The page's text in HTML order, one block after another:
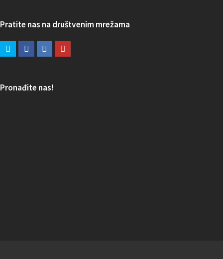
Pratite nas na društvenim mrežama
Pronađite nas!